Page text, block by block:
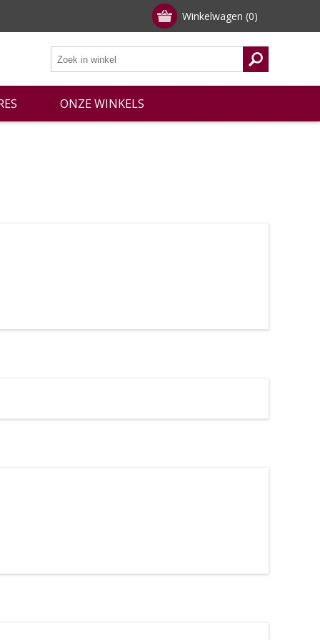
Winkelwagen (0)
ONZE WINKELS